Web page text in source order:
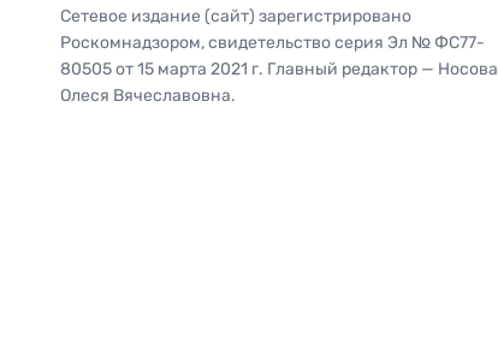
Сетевое издание (сайт) зарегистрировано
Роскомнадзором, свидетельство серия Эл № ФС77-
80505 от 15 марта 2021 г. Главный редактор — Носова
Олеся Вячеславовна.